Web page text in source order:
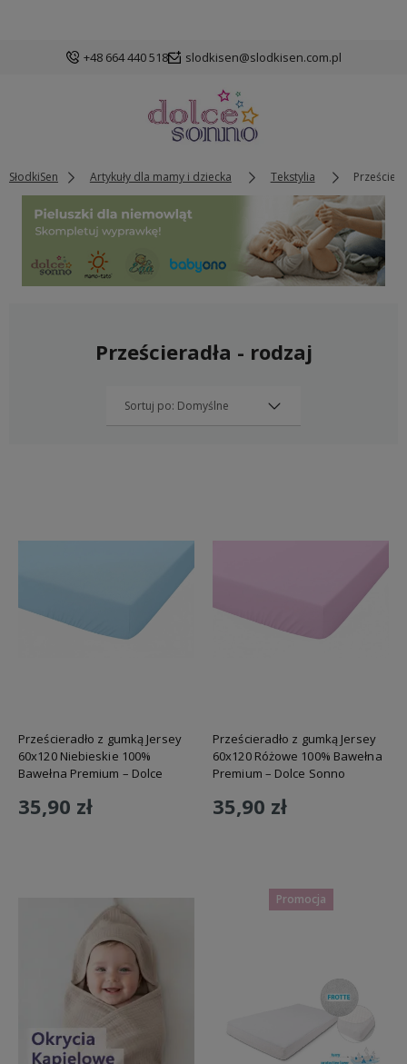
+48 664 440 518 slodkisen@slodkisen.com.pl
SłodkiSen Artykuły dla mamy i dziecka Tekstylia
Prześcieradła - rodzaj
Prześcieradło z gumką Jersey
60x120 Niebieskie 100%
Bawełna Premium – Dolce
35,90 zł
Prześcieradło z gumką Jersey
60x120 Różowe 100% Bawełna
Premium – Dolce Sonno
35,90 zł
Promocja